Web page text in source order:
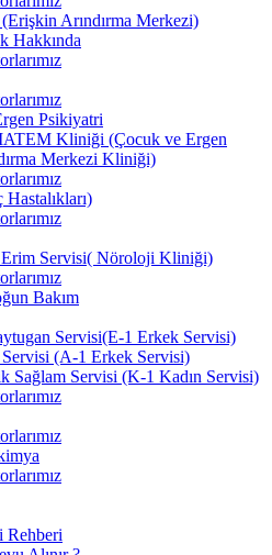
Arındırma Merkezi)
Hakkında
Psikiyatri
Kliniği (Çocuk ve Ergen
Merkezi Kliniği)
Servisi( Nöroloji Kliniği)
Bakım
Servisi(E-1 Erkek Servisi)
(A-1 Erkek Servisi)
Sağlam Servisi (K-1 Kadın Servisi)
Rehberi